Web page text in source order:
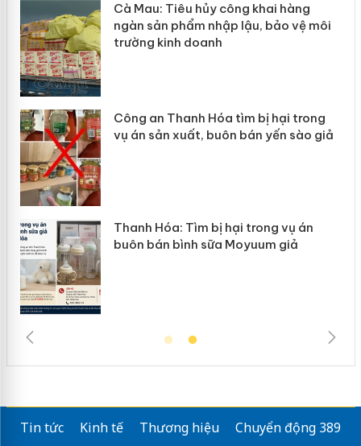
hủy công khai hàng
phẩm nhập lậu, bảo vệ môi
doanh
Hóa tìm bị hại trong
xuất, buôn bán yến sào giả
Tìm bị hại trong vụ án
bình sữa Moyuum giả
Khẩn trương
Slimaura Care
Lào Cai xử lý
mại trong
Hưng Yên: Xử
hàng giả mạo
Tin tức Kinh tế Thương hiệu
Chuyển động 389